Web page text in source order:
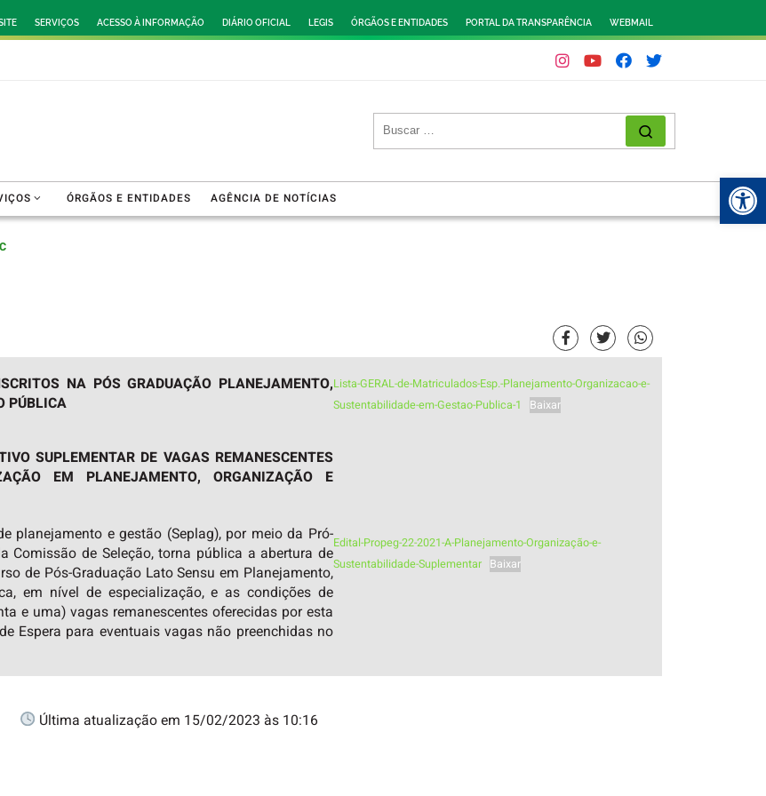
SERVIÇOS ACESSO À INFORMAÇÃO DIÁRIO OFICIAL LEGIS ÓRGÃOS E ENTIDADES PORTAL DA TRANSPARÊNCIA WEBMAIL
ÓRGÃOS E ENTIDADES AGÊNCIA DE NOTÍCIAS
NA PÓS GRADUAÇÃO PLANEJAMENTO,
PÚBLICA
Lista-GERAL-de-Matriculados-Esp.-Planejamento-Organizacao-e-
Sustentabilidade-em-Gestao-Publica-1
Baixar
SUPLEMENTAR DE VAGAS REMANESCENTES
EM PLANEJAMENTO, ORGANIZAÇÃO E
planejamento e gestão (Seplag), por meio da Pró-
Comissão de Seleção, torna pública a abertura de
de Pós-Graduação Lato Sensu em Planejamento,
em nível de especialização, e as condições de
e uma) vagas remanescentes oferecidas por esta
Espera para eventuais vagas não preenchidas no
Edital-Propeg-22-2021-A-Planejamento-Organização-e-
Sustentabilidade-Suplementar Baixar
Última atualização em 15/02/2023 às 10:16